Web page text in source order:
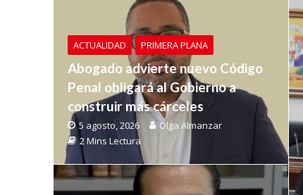
ACTUALIDAD PRIMERA PLANA
Abogado advierte nuevo Código
Penal obligará al Gobierno a
construir más cárceles
5 agosto, 2026
Olga Almanzar
2 Mins Lectura